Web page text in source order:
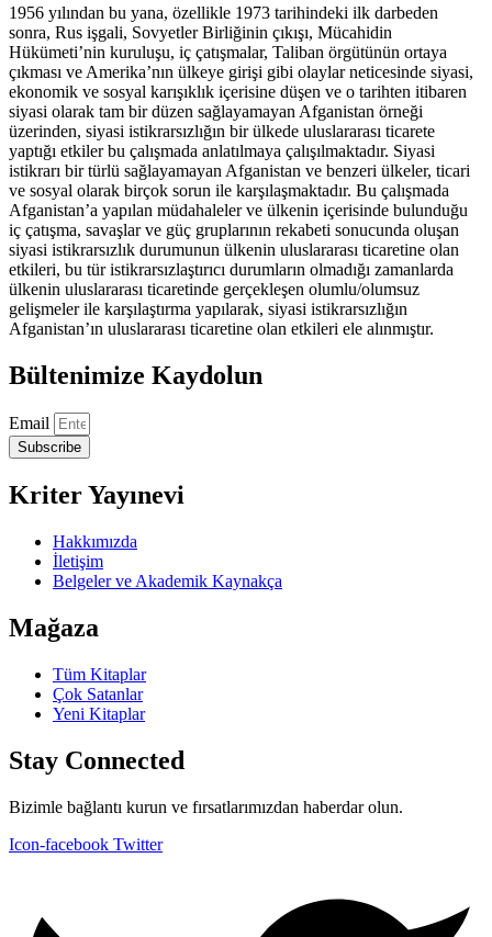
ÖRNEĞİ
adet
1956 yılından bu yana, özellikle 1973 tarihindeki ilk darbeden
sonra, Rus işgali, Sovyetler Birliğinin çıkışı, Mücahidin
Hükümeti’nin kuruluşu, iç çatışmalar, Taliban örgütünün ortaya
çıkması ve Amerika’nın ülkeye girişi gibi olaylar neticesinde siyasi,
ekonomik ve sosyal karışıklık içerisine düşen ve o tarihten itibaren
siyasi olarak tam bir düzen sağlayamayan Afganistan örneği
üzerinden, siyasi istikrarsızlığın bir ülkede uluslararası ticarete
yaptığı etkiler bu çalışmada anlatılmaya çalışılmaktadır. Siyasi
istikrarı bir türlü sağlayamayan Afganistan ve benzeri ülkeler, ticari
ve sosyal olarak birçok sorun ile karşılaşmaktadır. Bu çalışmada
Afganistan’a yapılan müdahaleler ve ülkenin içerisinde bulunduğu
iç çatışma, savaşlar ve güç gruplarının rekabeti sonucunda oluşan
siyasi istikrarsızlık durumunun ülkenin uluslararası ticaretine olan
etkileri, bu tür istikrarsızlaştırıcı durumların olmadığı zamanlarda
ülkenin uluslararası ticaretinde gerçekleşen olumlu/olumsuz
gelişmeler ile karşılaştırma yapılarak, siyasi istikrarsızlığın
Afganistan’ın uluslararası ticaretine olan etkileri ele alınmıştır.
Bültenimize Kaydolun
Email
Subscribe
Kriter Yayınevi
Hakkımızda
İletişim
Belgeler ve Akademik Kaynakça
Mağaza
Tüm Kitaplar
Çok Satanlar
Yeni Kitaplar
Stay Connected
Bizimle bağlantı kurun ve fırsatlarımızdan haberdar olun.
Icon-facebook Twitter